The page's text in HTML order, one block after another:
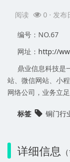
阅读 0 · 发布
编号：NO.67
网址： http://
鼎业信息科技是
站、微信网站、小
网络公司，业务立
标签 铜门行
详细信息